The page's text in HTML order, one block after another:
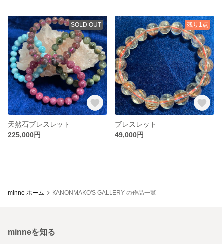
SOLD OUT
天然石ブレスレット
225,000円
残り1点
ブレスレット
49,000円
minne ホーム KANONMAKO'S GALLERY の作品一覧
minneを知る